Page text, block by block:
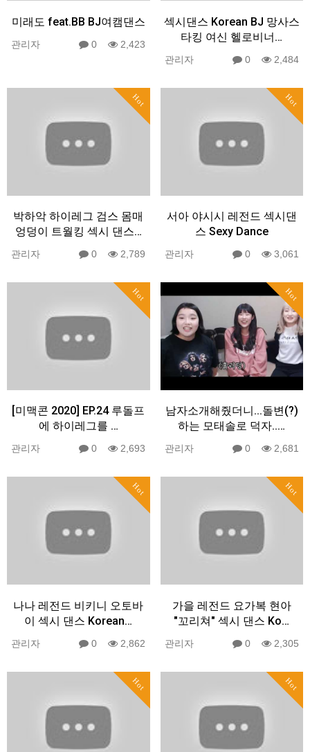
미래도 feat.BB BJ여캠댄스
관리자 0 2,423
섹시댄스 Korean BJ 망사스
타킹 여신 헬로비너…
관리자 0 2,484
Hot
박하악 하이레그 검스 몸매
엉덩이 트월킹 섹시 댄스…
관리자 0 2,789
Hot
서아 야시시 레전드 섹시댄
스 Sexy Dance
관리자 0 3,061
Hot
[미맥콘 2020] EP.24 루돌프
에 하이레그를 …
관리자 0 2,693
Hot
남자소개해줬더니...돌변(?)
하는 모태솔로 덕자..…
관리자 0 2,681
Hot
나나 레전드 비키니 오토바
이 섹시 댄스 Korean…
관리자 0 2,862
Hot
가을 레전드 요가복 현아
"꼬리쳐" 섹시 댄스 Ko…
관리자 0 2,305
Hot Hot